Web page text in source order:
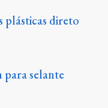
plásticas direto
para selante